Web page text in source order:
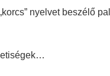
nyelvet beszélő